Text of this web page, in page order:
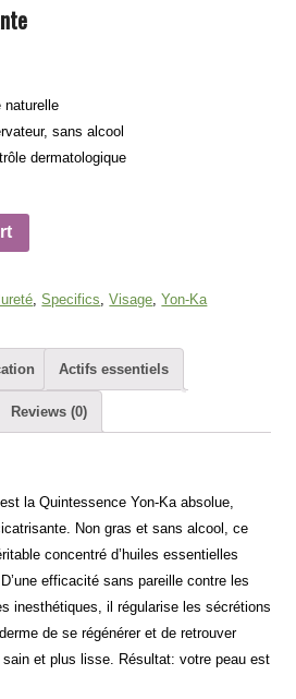
naturelle
sans alcool
dermatologique
,Specifics,Visage,Yon-Ka
Actifs essentiels
Reviews (0)
la Quintessence Yon-Ka absolue,
Non gras et sans alcool, ce
concentré d’huiles essentielles
efficacité sans pareille contre les
inesthétiques, il régularise les sécrétions
de se régénérer et de retrouver
et plus lisse. Résultat: votre peau est